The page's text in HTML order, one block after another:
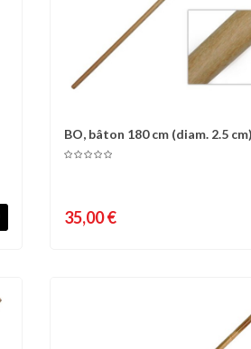
Comparer Liste
BO, bâton 180 cm (diam. 2.5
Chêne...
35,00 €